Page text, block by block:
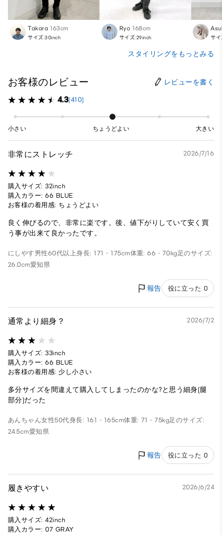
Takara 163cm
サイズ:30inch
Ryo 168cm
サイズ:29inch サ
スタイリングをもっとみる
お客様のレビュー レビューを書く
4.3(410)
小さい ちょうどよい 大きい
非常にストレッチ 2026/7/16
購入サイズ: 32inch
購入カラー: 66 BLUE
お客様の着用感: ちょうどよい
良く伸びるので、非常に楽です。後、値下がりしていて安く買
う事が出来て良かったです。
にしやす 男性60代以上身長: 171 - 175cm体重: 66 - 70kg足のサイズ:
26.0cm愛知県
報告 役に立った 0
通常より細身？ 2026/7/2
購入サイズ: 33inch
購入カラー: 66 BLUE
お客様の着用感: 少し小さい
多分サイズを間違えて購入してしまったのかな?と思う細身(腿
部分)だった
あんちゃん女性50代身長: 161 - 165cm体重: 71 - 75kg足のサイズ:
24.5cm愛知県
報告 役に立った 0
履きやすい 2026/6/24
購入サイズ: 42inch
購入カラー: 07 GRAY